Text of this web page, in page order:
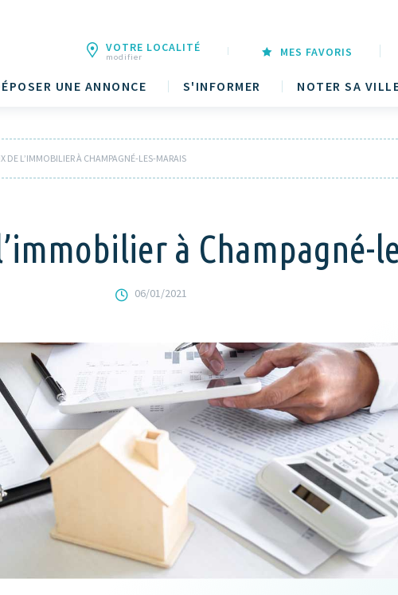
UNE ANNONCE S'INFORMER NOTER SA
VOTRE LOCALITÉ
modifier MES FAVORIS
DE L’IMMOBILIER À CHAMPAGNÉ-LES-MARAIS
à Champagné-
06/01/2021